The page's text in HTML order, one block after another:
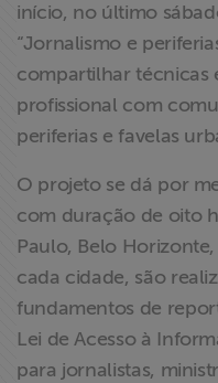
Doe para
>> Conteúdo
exclusivo para
associados
Assine a nossa
newsletter
início, no último
“Jornalismo e
compartilhar técnicas
profissional com
periferias e favelas
O projeto se dá por
com duração de oito
Paulo, Belo
cada cidade, são
fundamentos de
Lei de Acesso à
para jornalistas,